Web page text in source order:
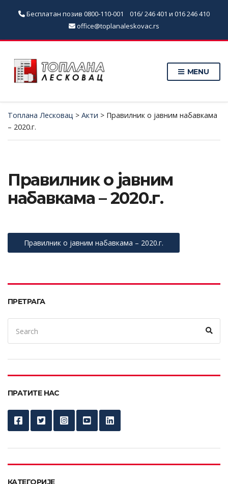
Бесплатан позив 0800-110-001
016/ 246 401 и 016 246 410
office@toplanaleskovac.rs
MENU
Топлана Лесковац > Акти > Правилник о јавним набавкама
– 2020.г.
Правилник о јавним
набавкама – 2020.г.
Правилник о јавним набавкама – 2020.г.
ПРЕТРАГА
Search
for:
ПРАТИТЕ НАС
КАТЕГОРИЈЕ